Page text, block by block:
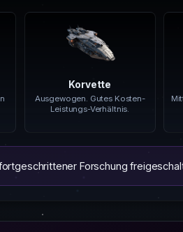
Korvette
Ausgewogen. Gutes Kosten-
Leistungs-Verhältnis.
Forschung